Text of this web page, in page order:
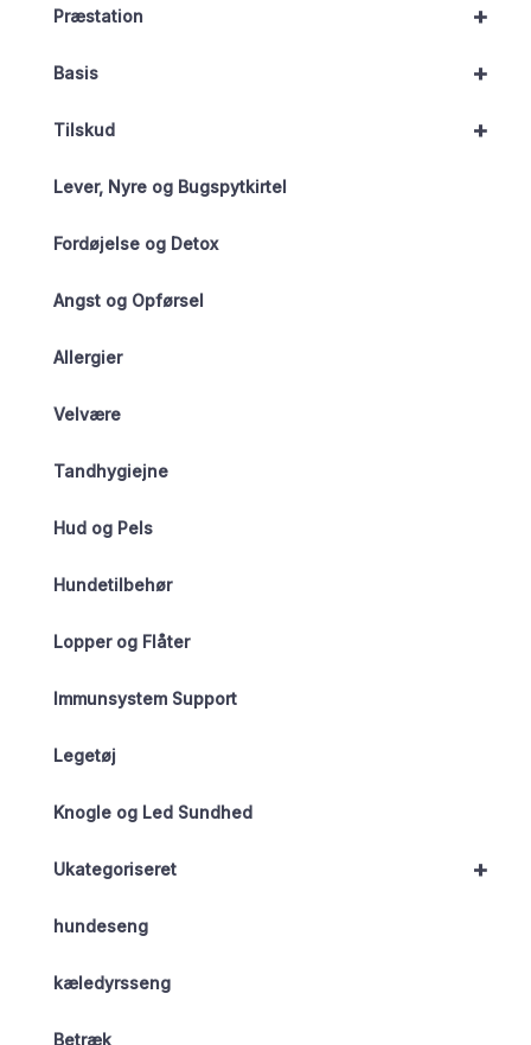
+
Præstation
+
Basis
+
Tilskud
Lever, Nyre og Bugspytkirtel
Fordøjelse og Detox
Angst og Opførsel
Allergier
Velvære
Tandhygiejne
Hud og Pels
Hundetilbehør
Lopper og Flåter
Immunsystem Support
Legetøj
Knogle og Led Sundhed
+
Ukategoriseret
hundeseng
kæledyrsseng
Betræk